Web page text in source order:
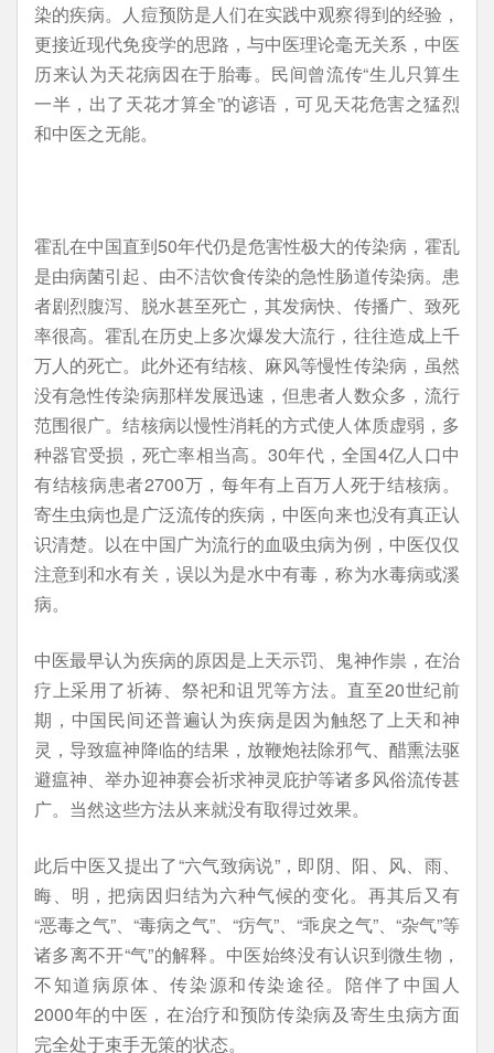
染的疾病。人痘预防是人们在实践中观察得到的经验，
更接近现代免疫学的思路，与中医理论毫无关系，中医
历来认为天花病因在于胎毒。民间曾流传“生儿只算生
一半，出了天花才算全”的谚语，可见天花危害之猛烈
和中医之无能。
霍乱在中国直到50年代仍是危害性极大的传染病，霍乱
是由病菌引起、由不洁饮食传染的急性肠道传染病。患
者剧烈腹泻、脱水甚至死亡，其发病快、传播广、致死
率很高。霍乱在历史上多次爆发大流行，往往造成上千
万人的死亡。此外还有结核、麻风等慢性传染病，虽然
没有急性传染病那样发展迅速，但患者人数众多，流行
范围很广。结核病以慢性消耗的方式使人体质虚弱，多
种器官受损，死亡率相当高。30年代，全国4亿人口中
有结核病患者2700万，每年有上百万人死于结核病。
寄生虫病也是广泛流传的疾病，中医向来也没有真正认
识清楚。以在中国广为流行的血吸虫病为例，中医仅仅
注意到和水有关，误以为是水中有毒，称为水毒病或溪
病。
中医最早认为疾病的原因是上天示罚、鬼神作祟，在治
疗上采用了祈祷、祭祀和诅咒等方法。直至20世纪前
期，中国民间还普遍认为疾病是因为触怒了上天和神
灵，导致瘟神降临的结果，放鞭炮祛除邪气、醋熏法驱
避瘟神、举办迎神赛会祈求神灵庇护等诸多风俗流传甚
广。当然这些方法从来就没有取得过效果。
此后中医又提出了“六气致病说”，即阴、阳、风、雨、
晦、明，把病因归结为六种气候的变化。再其后又有
“恶毒之气”、“毒病之气”、“疠气”、“乖戾之气”、“杂气”等
诸多离不开“气”的解释。中医始终没有认识到微生物，
不知道病原体、传染源和传染途径。陪伴了中国人
2000年的中医，在治疗和预防传染病及寄生虫病方面
完全处于束手无策的状态。